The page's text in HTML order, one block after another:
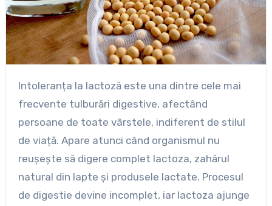
Intoleranța la lactoză este una dintre cele mai
frecvente tulburări digestive, afectând
persoane de toate vârstele, indiferent de stilul
de viață. Apare atunci când organismul nu
reușește să digere complet lactoza, zahărul
natural din lapte și produsele lactate. Procesul
de digestie devine incomplet, iar lactoza ajunge